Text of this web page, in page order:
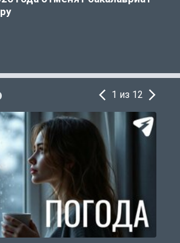
1 из 12